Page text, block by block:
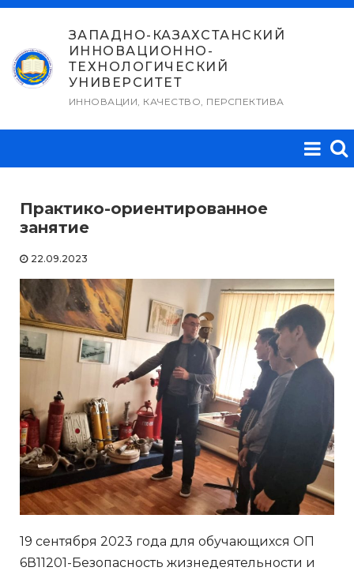
Перейти
содержимому
ЗАПАДНО-КАЗАХСТАНСКИЙ
ИННОВАЦИОННО-
ТЕХНОЛОГИЧЕСКИЙ
УНИВЕРСИТЕТ
ИННОВАЦИИ, КАЧЕСТВО, ПЕРСПЕКТИВА
Практико-ориентированное
занятие
22.09.2023
19 сентября 2023 года для обучающихся ОП
6В11201-Безопасность жизнедеятельности и